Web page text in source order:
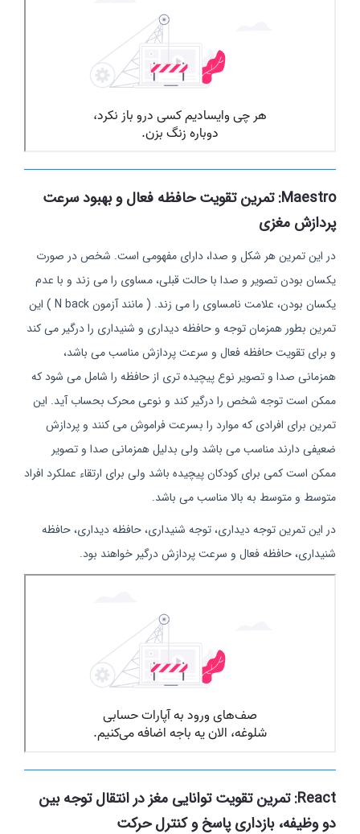
Maestro: تمرین تقویت حافظه فعال و بهبود سرعت
پردازش مغزی
در این تمرین هر شکل و صدا، دارای مفهومی است. شخص در صورت
یکسان بودن تصویر و صدا با حالت قبلی، مساوی را می زند و با عدم
یکسان بودن، علامت نامساوی را می زند. ( مانند آزمون N back ) این
تمرین بطور همزمان توجه و حافظه دیداری و شنیداری را درگیر می کند
و برای تقویت حافظه فعال و سرعت پردازش مناسب می باشد،
همزمانی صدا و تصویر نوع پیچیده تری از حافظه را شامل می شود که
ممکن است توجه شخص را درگیر کند و نوعی محرک بحساب آید. این
تمرین برای افرادی که موارد را بسرعت فراموش می کنند و پردازش
ضعیفی دارند مناسب می باشد ولی بدلیل همزمانی صدا و تصویر
ممکن است کمی برای کودکان پیچیده باشد ولی برای ارتقاء عملکرد افراد
متوسط و متوسط به بالا مناسب می باشد.
در این تمرین توجه دیداری، توجه شنیداری، حافظه دیداری، حافظه
شنیداری، حافظه فعال و سرعت پردازش درگیر خواهند بود.
React: تمرین تقویت توانایی مغز در انتقال توجه بین
دو وظیفه، بازداری پاسخ و کنترل حرکت